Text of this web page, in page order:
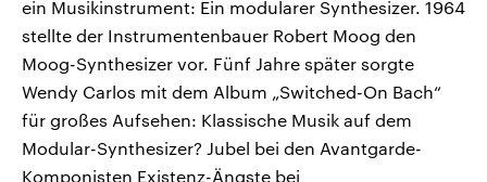
ein Musikinstrument: Ein modularer Synthesizer. 1964
stellte der Instrumentenbauer Robert Moog den
Moog-Synthesizer vor. Fünf Jahre später sorgte
Wendy Carlos mit dem Album „Switched-On Bach“
für großes Aufsehen: Klassische Musik auf dem
Modular-Synthesizer? Jubel bei den Avantgarde-
Komponisten Existenz-Ängste bei